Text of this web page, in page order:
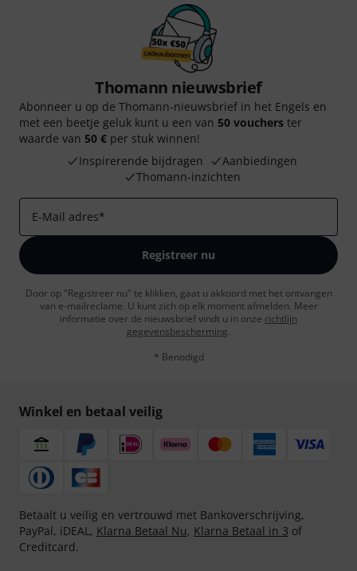
Thomann nieuwsbrief
Abonneer u op de Thomann-nieuwsbrief in het Engels en
met een beetje geluk kunt u een van 50 vouchers ter
waarde van 50 € per stuk winnen!
Inspirerende bijdragen
Aanbiedingen
Thomann-inzichten
E-Mail adres*
Registreer nu
Door op "Registreer nu" te klikken, gaat u akkoord met het ontvangen
van e-mailreclame. U kunt zich op elk moment afmelden. Meer
informatie over de nieuwsbrief vindt u in onze richtlijn
gegevensbescherming.
* Benodigd
Winkel en betaal veilig
Betaalt u veilig en vertrouwd met Bankoverschrijving,
PayPal, iDEAL, Klarna Betaal Nu, Klarna Betaal in 3 of
Creditcard.